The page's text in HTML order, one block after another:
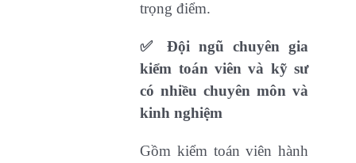
trọng điểm.
✅ Đội ngũ chuyên gia
kiểm toán viên và kỹ sư
có nhiều chuyên môn và
kinh nghiệm
Gồm kiểm toán viên hành